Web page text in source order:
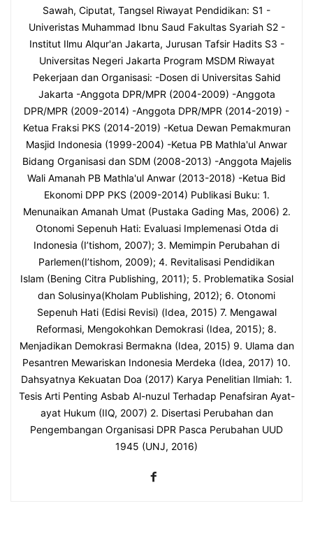
Sawah, Ciputat, Tangsel Riwayat Pendidikan: S1 -
Univeristas Muhammad Ibnu Saud Fakultas Syariah S2 -
Institut Ilmu Alqur'an Jakarta, Jurusan Tafsir Hadits S3 -
Universitas Negeri Jakarta Program MSDM Riwayat
Pekerjaan dan Organisasi: -Dosen di Universitas Sahid
Jakarta -Anggota DPR/MPR (2004-2009) -Anggota
DPR/MPR (2009-2014) -Anggota DPR/MPR (2014-2019) -
Ketua Fraksi PKS (2014-2019) -Ketua Dewan Pemakmuran
Masjid Indonesia (1999-2004) -Ketua PB Mathla'ul Anwar
Bidang Organisasi dan SDM (2008-2013) -Anggota Majelis
Wali Amanah PB Mathla'ul Anwar (2013-2018) -Ketua Bid
Ekonomi DPP PKS (2009-2014) Publikasi Buku: 1.
Menunaikan Amanah Umat (Pustaka Gading Mas, 2006) 2.
Otonomi Sepenuh Hati: Evaluasi Implemenasi Otda di
Indonesia (I’tishom, 2007); 3. Memimpin Perubahan di
Parlemen(I’tishom, 2009); 4. Revitalisasi Pendidikan
Islam (Bening Citra Publishing, 2011); 5. Problematika Sosial
dan Solusinya(Kholam Publishing, 2012); 6. Otonomi
Sepenuh Hati (Edisi Revisi) (Idea, 2015) 7. Mengawal
Reformasi, Mengokohkan Demokrasi (Idea, 2015); 8.
Menjadikan Demokrasi Bermakna (Idea, 2015) 9. Ulama dan
Pesantren Mewariskan Indonesia Merdeka (Idea, 2017) 10.
Dahsyatnya Kekuatan Doa (2017) Karya Penelitian Ilmiah: 1.
Tesis Arti Penting Asbab Al-nuzul Terhadap Penafsiran Ayat-
ayat Hukum (IIQ, 2007) 2. Disertasi Perubahan dan
Pengembangan Organisasi DPR Pasca Perubahan UUD
1945 (UNJ, 2016)